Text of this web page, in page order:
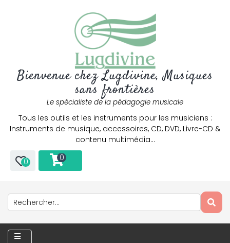
Bienvenue chez Lugdivine, Musiques
sans frontières
Le spécialiste de la pédagogie musicale
Tous les outils et les instruments pour les musiciens :
Instruments de musique, accessoires, CD, DVD, Livre-CD &
contenu multimédia…
0 0